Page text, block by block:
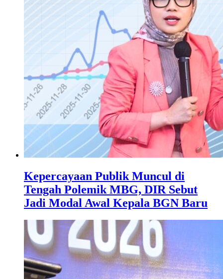
Kepercayaan Publik Muncul di
Tengah Polemik MBG, DIR Sebut
Jadi Modal Awal Kepala BGN Baru